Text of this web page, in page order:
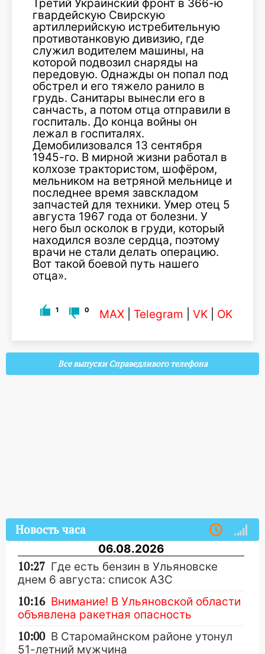
Третий Украинский фронт в 366-ю
гвардейскую Свирскую
артиллерийскую истребительную
противотанковую дивизию, где
служил водителем машины, на
которой подвозил снаряды на
передовую. Однажды он попал под
обстрел и его тяжело ранило в
грудь. Санитары вынесли его в
санчасть, а потом отца отправили в
госпиталь. До конца войны он
лежал в госпиталях.
Демобилизовался 13 сентября
1945-го. В мирной жизни работал в
колхозе трактористом, шофёром,
мельником на ветряной мельнице и
последнее время завскладом
запчастей для техники. Умер отец 5
августа 1967 года от болезни. У
него был осколок в груди, который
находился возле сердца, поэтому
врачи не стали делать операцию.
Вот такой боевой путь нашего
отца».
1 0 MAX Telegram VK OK
Все выпуски Справедливого телефона
Новость часа
06.08.2026
10:27 Где есть бензин в Ульяновске
днем 6 августа: список АЗС
10:16 Внимание! В Ульяновской области
объявлена ракетная опасность
10:00 В Старомайнском районе утонул
51-летний мужчина